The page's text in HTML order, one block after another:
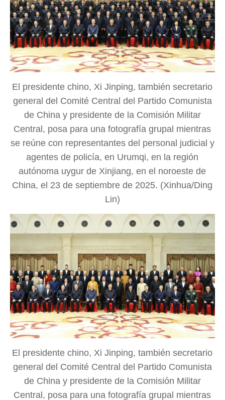
El presidente chino, Xi Jinping, también secretario
general del Comité Central del Partido Comunista
de China y presidente de la Comisión Militar
Central, posa para una fotografía grupal mientras
se reúne con representantes del personal judicial y
agentes de policía, en Urumqi, en la región
autónoma uygur de Xinjiang, en el noroeste de
China, el 23 de septiembre de 2025. (Xinhua/Ding
Lin)
El presidente chino, Xi Jinping, también secretario
general del Comité Central del Partido Comunista
de China y presidente de la Comisión Militar
Central, posa para una fotografía grupal mientras